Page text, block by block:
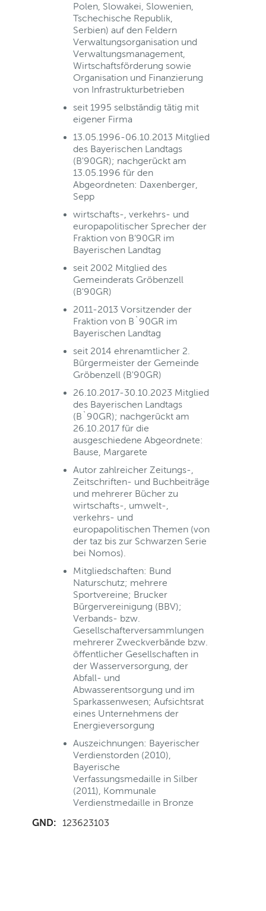
Polen, Slowakei, Slowenien,
Tschechische Republik,
Serbien) auf den Feldern
Verwaltungsorganisation und
Verwaltungsmanagement,
Wirtschaftsförderung sowie
Organisation und Finanzierung
von Infrastrukturbetrieben
seit 1995 selbständig tätig mit
eigener Firma
13.05.1996-06.10.2013 Mitglied
des Bayerischen Landtags
(B'90GR); nachgerückt am
13.05.1996 für den
Abgeordneten: Daxenberger,
Sepp
wirtschafts-, verkehrs- und
europapolitischer Sprecher der
Fraktion von B‘90GR im
Bayerischen Landtag
seit 2002 Mitglied des
Gemeinderats Gröbenzell
(B'90GR)
2011-2013 Vorsitzender der
Fraktion von B`90GR im
Bayerischen Landtag
seit 2014 ehrenamtlicher 2.
Bürgermeister der Gemeinde
Gröbenzell (B'90GR)
26.10.2017-30.10.2023 Mitglied
des Bayerischen Landtags
(B`90GR); nachgerückt am
26.10.2017 für die
ausgeschiedene Abgeordnete:
Bause, Margarete
Autor zahlreicher Zeitungs-,
Zeitschriften- und Buchbeiträge
und mehrerer Bücher zu
wirtschafts-, umwelt-,
verkehrs- und
europapolitischen Themen (von
der taz bis zur Schwarzen Serie
bei Nomos).
Mitgliedschaften: Bund
Naturschutz; mehrere
Sportvereine; Brucker
Bürgervereinigung (BBV);
Verbands- bzw.
Gesellschafterversammlungen
mehrerer Zweckverbände bzw.
öffentlicher Gesellschaften in
der Wasserversorgung, der
Abfall- und
Abwasserentsorgung und im
Sparkassenwesen; Aufsichtsrat
eines Unternehmens der
Energieversorgung
Auszeichnungen: Bayerischer
Verdienstorden (2010),
Bayerische
Verfassungsmedaille in Silber
(2011), Kommunale
Verdienstmedaille in Bronze
GND: 123623103